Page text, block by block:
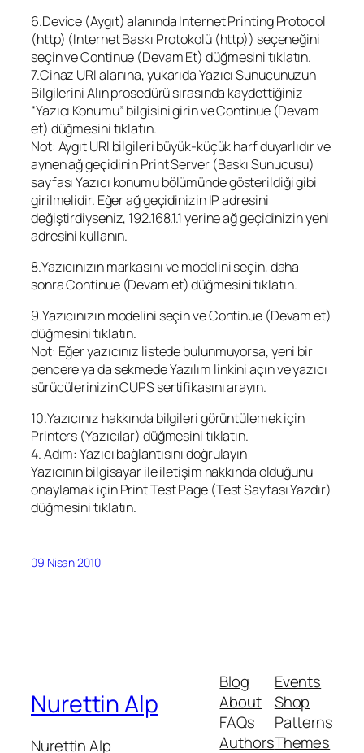
6.Device (Aygıt) alanında Internet Printing Protocol
(http) (Internet Baskı Protokolü (http)) seçeneğini
seçin ve Continue (Devam Et) düğmesini tıklatın.
7.Cihaz URI alanına, yukarıda Yazıcı Sunucunuzun
Bilgilerini Alın prosedürü sırasında kaydettiğiniz
“Yazıcı Konumu” bilgisini girin ve Continue (Devam
et) düğmesini tıklatın.
Not: Aygıt URI bilgileri büyük-küçük harf duyarlıdır ve
aynen ağ geçidinin Print Server (Baskı Sunucusu)
sayfası Yazıcı konumu bölümünde gösterildiği gibi
girilmelidir. Eğer ağ geçidinizin IP adresini
değiştirdiyseniz, 192.168.1.1 yerine ağ geçidinizin yeni
adresini kullanın.
8.Yazıcınızın markasını ve modelini seçin, daha
sonra Continue (Devam et) düğmesini tıklatın.
9.Yazıcınızın modelini seçin ve Continue (Devam et)
düğmesini tıklatın.
Not: Eğer yazıcınız listede bulunmuyorsa, yeni bir
pencere ya da sekmede Yazılım linkini açın ve yazıcı
sürücülerinizin CUPS sertifikasını arayın.
10.Yazıcınız hakkında bilgileri görüntülemek için
Printers (Yazıcılar) düğmesini tıklatın.
4. Adım: Yazıcı bağlantısını doğrulayın
Yazıcının bilgisayar ile iletişim hakkında olduğunu
onaylamak için Print Test Page (Test Sayfası Yazdır)
düğmesini tıklatın.
09 Nisan 2010
Nurettin Alp
Nurettin Alp
Blog
About
FAQs
Authors
Events
Shop
Patterns
Themes